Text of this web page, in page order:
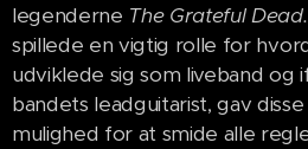
legenderne The Grateful Dead.
spillede en vigtig rolle for
udviklede sig som liveband og
bandets leadguitarist, gav
mulighed for at smide alle